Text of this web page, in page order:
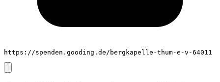
https://spenden.gooding.de/bergkapelle-thum-e-v-64011